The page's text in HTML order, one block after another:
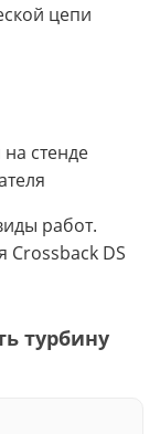
цепи
стенде
работ.
Crossback DS
турбину